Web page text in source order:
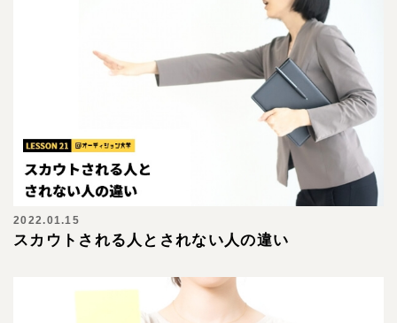
2022.01.15
スカウトされる人とされない人の違い